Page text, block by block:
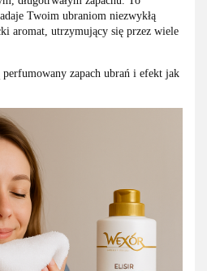
Twoim ubraniom niezwykłą
aromat, utrzymujący się przez wiele
zapach ubrań i efekt jak